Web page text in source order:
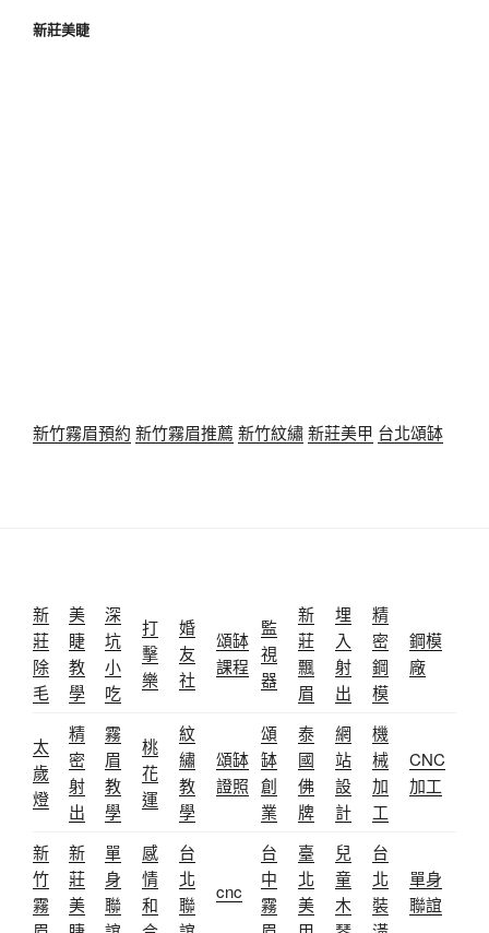
新莊美睫
新竹霧眉預約 新竹霧眉推薦 新竹紋繡新莊美甲 台北頌缽
新
莊
除
毛
美
睫
教
學
深
坑
小
吃
打
擊
樂
婚
友
社
頌缽
課程
監
視
器
新
莊
飄
眉
埋
入
射
出
精
密
鋼
模
鋼模
廠
太
歲
燈
精
密
射
出
霧
眉
教
學
桃
花
運
紋
繡
教
學
頌缽
證照
頌
缽
創
業
泰
國
佛
牌
網
站
設
計
機
械
加
工
CNC
加工
新
竹
霧
新
莊
美
單
身
聯
感
情
和
台
北
聯
cnc
台
中
霧
臺
北
美
兒
童
木
台
北
裝
單身
聯誼